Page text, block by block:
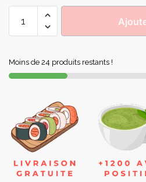
Moins de 24 produits restants !